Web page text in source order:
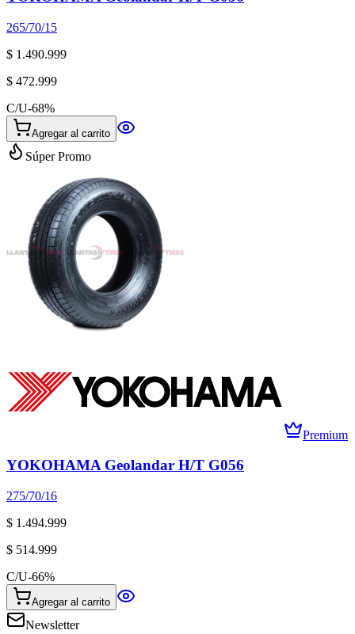
265/70/15
$ 1.490.999
$ 472.999
C/U-68%
Agregar al carrito
Súper Promo
Premium
YOKOHAMA Geolandar H/T G056
275/70/16
$ 1.494.999
$ 514.999
C/U-66%
Agregar al carrito
Newsletter